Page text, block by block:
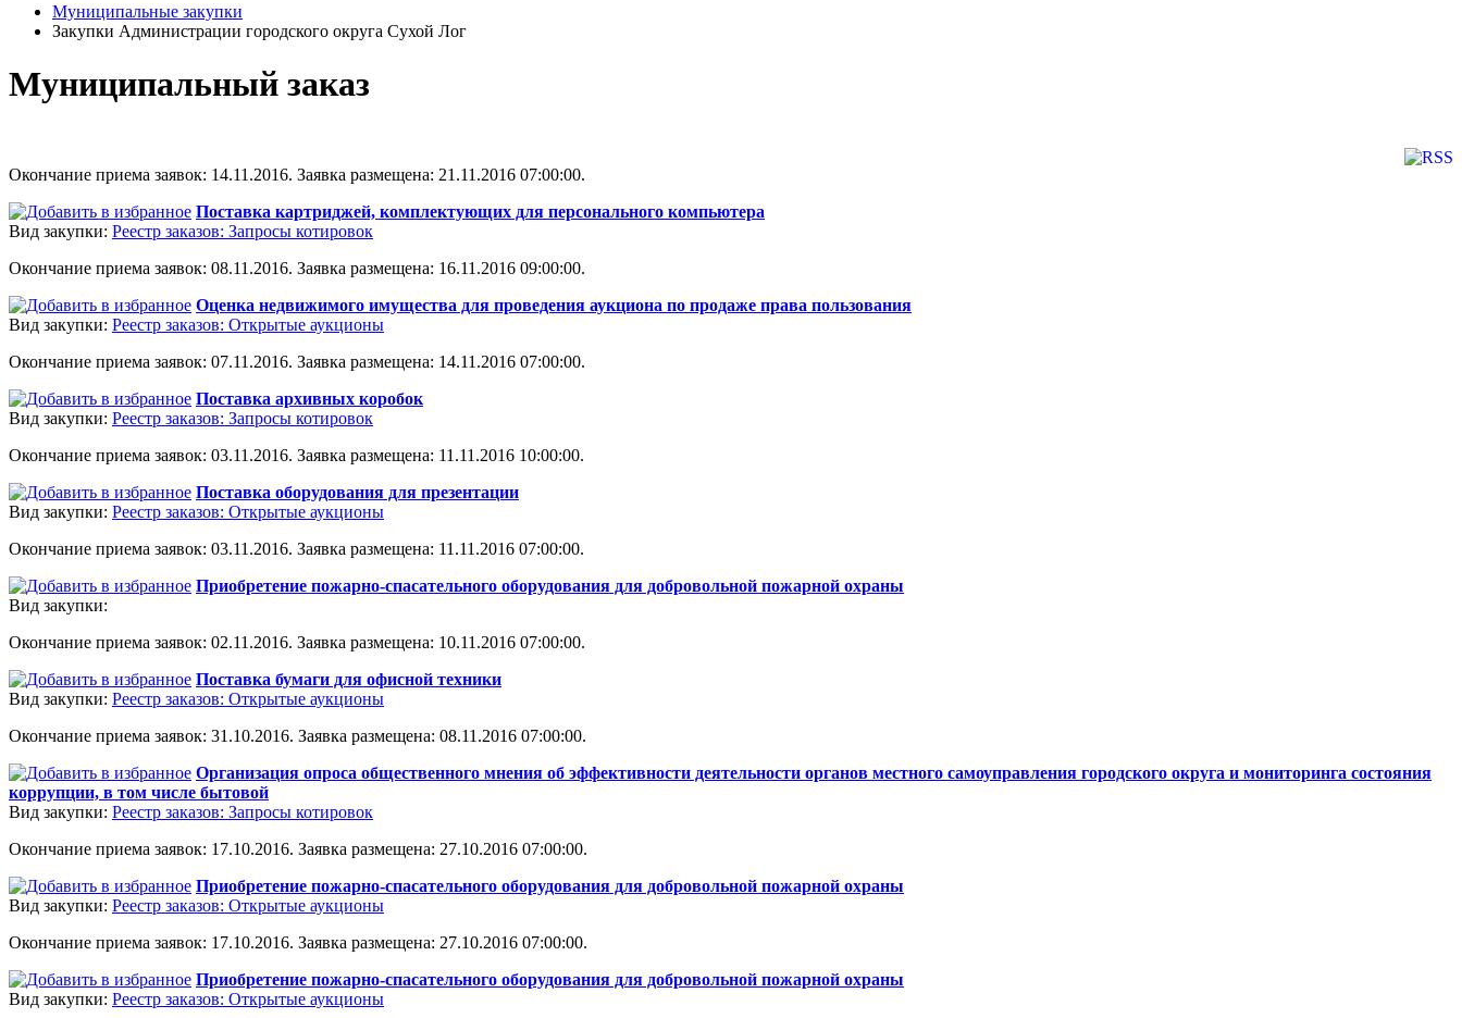
Муниципальные закупки
Закупки Администрации городского округа Сухой Лог
Муниципальный заказ
Окончание приема заявок: 14.11.2016. Заявка размещена: 21.11.2016 07:00:00.
Поставка картриджей, комплектующих для персонального компьютера
Вид закупки: Реестр заказов: Запросы котировок
Окончание приема заявок: 08.11.2016. Заявка размещена: 16.11.2016 09:00:00.
Оценка недвижимого имущества для проведения аукциона по продаже права пользования
Вид закупки: Реестр заказов: Открытые аукционы
Окончание приема заявок: 07.11.2016. Заявка размещена: 14.11.2016 07:00:00.
Поставка архивных коробок
Вид закупки: Реестр заказов: Запросы котировок
Окончание приема заявок: 03.11.2016. Заявка размещена: 11.11.2016 10:00:00.
Поставка оборудования для презентации
Вид закупки: Реестр заказов: Открытые аукционы
Окончание приема заявок: 03.11.2016. Заявка размещена: 11.11.2016 07:00:00.
Приобретение пожарно-спасательного оборудования для добровольной пожарной охраны
Вид закупки:
Окончание приема заявок: 02.11.2016. Заявка размещена: 10.11.2016 07:00:00.
Поставка бумаги для офисной техники
Вид закупки: Реестр заказов: Открытые аукционы
Окончание приема заявок: 31.10.2016. Заявка размещена: 08.11.2016 07:00:00.
Организация опроса общественного мнения об эффективности деятельности органов местного самоуправления городского округа и мониторинга состояния
коррупции, в том числе бытовой
Вид закупки: Реестр заказов: Запросы котировок
Окончание приема заявок: 17.10.2016. Заявка размещена: 27.10.2016 07:00:00.
Приобретение пожарно-спасательного оборудования для добровольной пожарной охраны
Вид закупки: Реестр заказов: Открытые аукционы
Окончание приема заявок: 17.10.2016. Заявка размещена: 27.10.2016 07:00:00.
Приобретение пожарно-спасательного оборудования для добровольной пожарной охраны
Вид закупки: Реестр заказов: Открытые аукционы